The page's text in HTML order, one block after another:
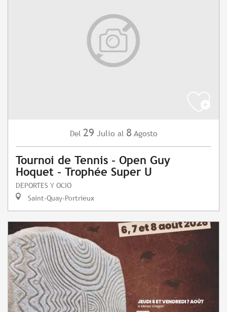
Del 29 Julio al 8 Agosto
Tournoi de Tennis - Open Guy
Hoquet - Trophée Super U
DEPORTES Y OCIO
Saint-Quay-Portrieux